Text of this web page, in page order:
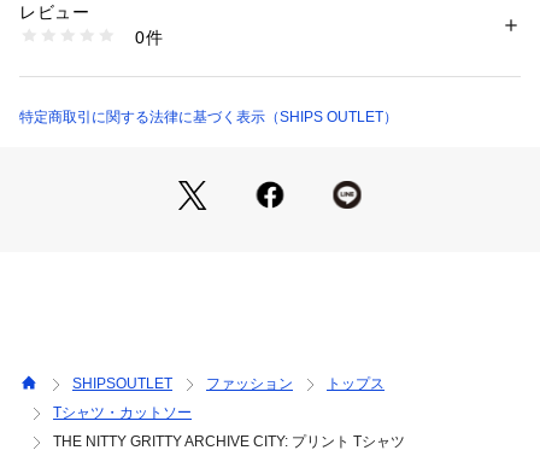
ィネートを格上げしてくれるアイテムです。
『物事の核心、本質を明日にコミュニケーション』をコンセプ
商品番号：
112115479 （ショップ）
レビュー
0件
特定商取引に関する法律に基づく表示（SHIPS OUTLET）
SHIPSOUTLET ファッション
トップス
Tシャツ・カットソー
THE NITTY GRITTY ARCHIVE CITY: プリント Tシャツ